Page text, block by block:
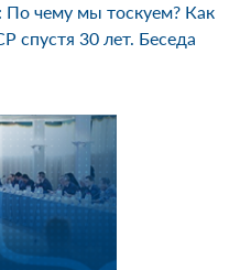
чему мы тоскуем? Как
спустя 30 лет. Беседа